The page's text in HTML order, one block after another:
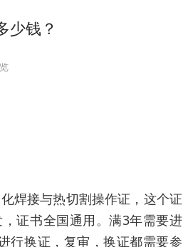
少钱？
焊接与热切割操作证，这个证
证书全国通用。满3年需要进
行换证，复审，换证都需要参